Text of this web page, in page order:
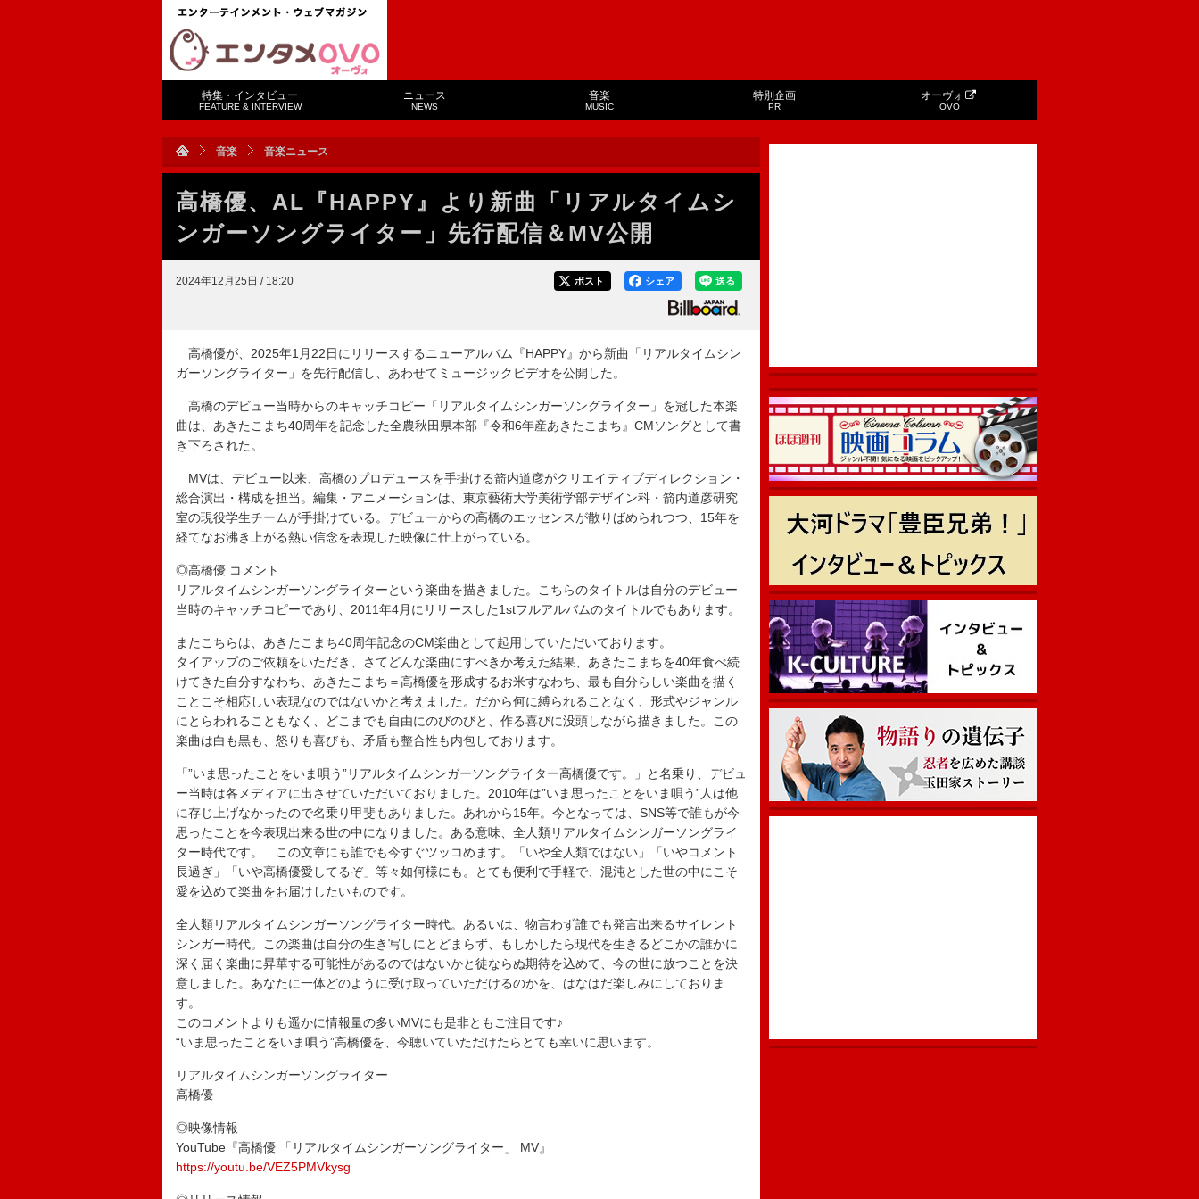
特集・インタビュー
FEATURE & INTERVIEW
ニュース
NEWS
音楽
MUSIC
特別企画
PR
オーヴォ
OVO
音楽 音楽ニュース
高橋優、AL『HAPPY』より新曲「リアルタイムシ
ンガーソングライター」先行配信＆MV公開
2024年12月25日 / 18:20 送る
シェア
ポスト
高橋優が、2025年1月22日にリリースするニューアルバム『HAPPY』から新曲「リアルタイムシン
ガーソングライター」を先行配信し、あわせてミュージックビデオを公開した。
高橋のデビュー当時からのキャッチコピー「リアルタイムシンガーソングライター」を冠した本楽
曲は、あきたこまち40周年を記念した全農秋田県本部『令和6年産あきたこまち』CMソングとして書
き下ろされた。
MVは、デビュー以来、高橋のプロデュースを手掛ける箭内道彦がクリエイティブディレクション・
総合演出・構成を担当。編集・アニメーションは、東京藝術大学美術学部デザイン科・箭内道彦研究
室の現役学生チームが手掛けている。デビューからの高橋のエッセンスが散りばめられつつ、15年を
経てなお沸き上がる熱い信念を表現した映像に仕上がっている。
◎高橋優 コメント
リアルタイムシンガーソングライターという楽曲を描きました。こちらのタイトルは自分のデビュー
当時のキャッチコピーであり、2011年4月にリリースした1stフルアルバムのタイトルでもあります。
またこちらは、あきたこまち40周年記念のCM楽曲として起用していただいております。
タイアップのご依頼をいただき、さてどんな楽曲にすべきか考えた結果、あきたこまちを40年食べ続
けてきた自分すなわち、あきたこまち＝高橋優を形成するお米すなわち、最も自分らしい楽曲を描く
ことこそ相応しい表現なのではないかと考えました。だから何に縛られることなく、形式やジャンル
にとらわれることもなく、どこまでも自由にのびのびと、作る喜びに没頭しながら描きました。この
楽曲は白も黒も、怒りも喜びも、矛盾も整合性も内包しております。
「”いま思ったことをいま唄う”リアルタイムシンガーソングライター高橋優です。」と名乗り、デビュ
ー当時は各メディアに出させていただいておりました。2010年は”いま思ったことをいま唄う”人は他
に存じ上げなかったので名乗り甲斐もありました。あれから15年。今となっては、SNS等で誰もが今
思ったことを今表現出来る世の中になりました。ある意味、全人類リアルタイムシンガーソングライ
ター時代です。…この文章にも誰でも今すぐツッコめます。「いや全人類ではない」「いやコメント
長過ぎ」「いや高橋優愛してるぞ」等々如何様にも。とても便利で手軽で、混沌とした世の中にこそ
愛を込めて楽曲をお届けしたいものです。
全人類リアルタイムシンガーソングライター時代。あるいは、物言わず誰でも発言出来るサイレント
シンガー時代。この楽曲は自分の生き写しにとどまらず、もしかしたら現代を生きるどこかの誰かに
深く届く楽曲に昇華する可能性があるのではないかと徒ならぬ期待を込めて、今の世に放つことを決
意しました。あなたに一体どのように受け取っていただけるのかを、はなはだ楽しみにしておりま
す。
このコメントよりも遥かに情報量の多いMVにも是非ともご注目です♪
“いま思ったことをいま唄う”高橋優を、今聴いていただけたらとても幸いに思います。
リアルタイムシンガーソングライター
高橋優
◎映像情報
YouTube『高橋優 「リアルタイムシンガーソングライター」 MV』
https://youtu.be/VEZ5PMVkysg